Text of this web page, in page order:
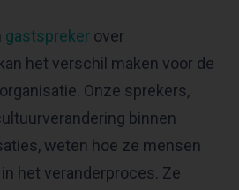
gastspreker over
het verschil maken voor de
Onze sprekers,
binnen
weten hoe ze mensen
het veranderproces. Ze